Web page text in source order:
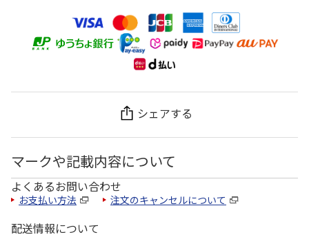
シェアする
マークや記載内容について
よくあるお問い合わせ
お支払い方法 注文のキャンセルについて
配送情報について